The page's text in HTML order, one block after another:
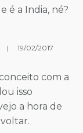
é a India, né?
|
19/02/2017
com a
isso
a hora de